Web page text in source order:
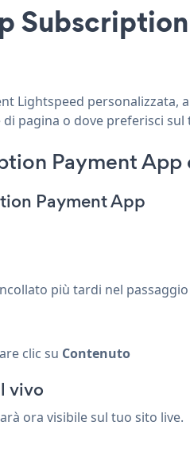
Lightspeed
pagina o dove preferisci sul
Payment
Payment App
più tardi nel passaggio
clic su Contenuto
vivo
ora visibile sul tuo sito live.